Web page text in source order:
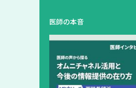
医師の本音